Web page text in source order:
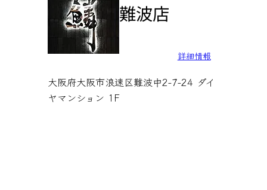
難波店
詳細情報
大阪府大阪市浪速区難波中2-7-24 ダイ
ヤマンション 1F